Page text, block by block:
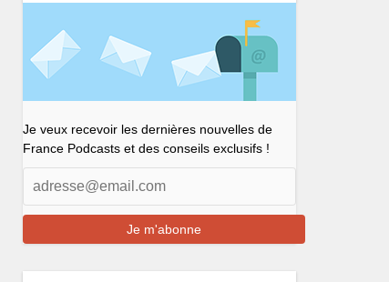
Je veux recevoir les dernières nouvelles de
France Podcasts et des conseils exclusifs !